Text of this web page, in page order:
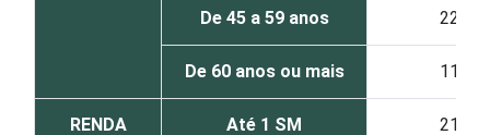
De 45 a 59 anos 22
De 60 anos ou mais 11
RENDA
Até 1 SM 21